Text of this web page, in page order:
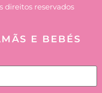
direitos reservados
E BEBÉS